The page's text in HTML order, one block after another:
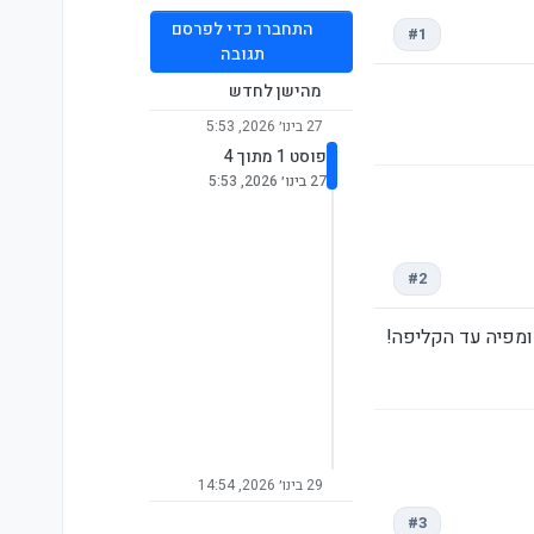
#1
#2
עד הקליפה!
#3
התחברו כדי לפרסם
תגובה
מהישן לחדש
27 בינו׳ 2026, 5:53
פוסט 1 מתוך 4
27 בינו׳ 2026, 5:53
29 בינו׳ 2026, 14:54